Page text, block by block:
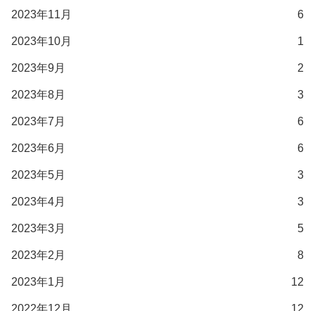
2023年11月 6
2023年10月 1
2023年9月 2
2023年8月 3
2023年7月 6
2023年6月 6
2023年5月 3
2023年4月 3
2023年3月 5
2023年2月 8
2023年1月 12